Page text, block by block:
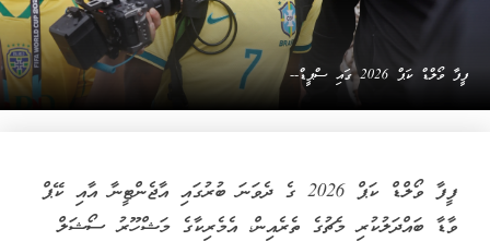
ފީފާ ވޯލްޑް ކަޕް 2026 ގައި ސްޕީޑް--
ފީފާ ވޯލްޑް ކަޕް 2026 ގެ ދެވަނަ ބުރުގައި އާޖެންޓީނާ އާއި ކޭޕް
ވާޑާ ބައްދަލުކުރި މެޗުގެ ތެރެއިން، އެމެރިކާގެ މަޝްހޫރު ސޯޝަލް